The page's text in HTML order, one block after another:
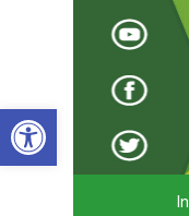
Abrir barra de herramientas